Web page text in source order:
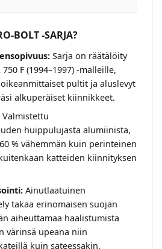
BOLT -SARJA?
Sarja on räätälöity
F (1994–1997) -malleille,
pultit ja aluslevyt
alkuperäiset kiinnikkeet.
Valmistettu
huippulujasta alumiinista,
% vähemmän kuin perinteinen
katteiden kiinnityksen
Ainutlaatuinen
takaa erinomaisen suojan
aiheuttamaa haalistumista
värinsä upeana niin
kuin sateessakin.